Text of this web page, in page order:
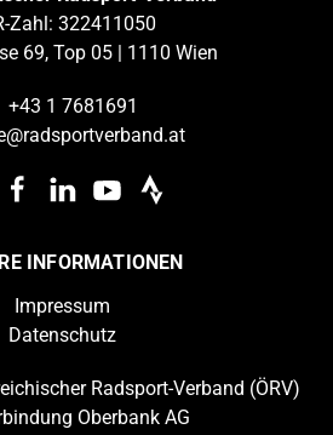
Zahl: 322411050
69, Top 05 | 1110 Wien
+43 1 7681691
INFORMATIONEN
Impressum
Datenschutz
Radsport-Verband (ÖRV)
Oberbank AG